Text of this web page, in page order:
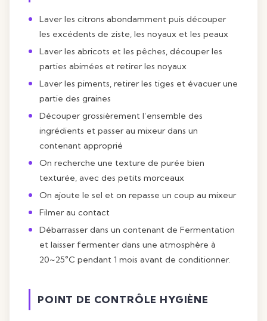
Laver les citrons abondamment puis découper
les excédents de ziste, les noyaux et les peaux
Laver les abricots et les pêches, découper les
parties abimées et retirer les noyaux
Laver les piments, retirer les tiges et évacuer une
partie des graines
Découper grossièrement l’ensemble des
ingrédients et passer au mixeur dans un
contenant approprié
On recherche une texture de purée bien
texturée, avec des petits morceaux
On ajoute le sel et on repasse un coup au mixeur
Filmer au contact
Débarrasser dans un contenant de Fermentation
et laisser fermenter dans une atmosphère à
20~25°C pendant 1 mois avant de conditionner.
POINT DE CONTRÔLE HYGIÈNE